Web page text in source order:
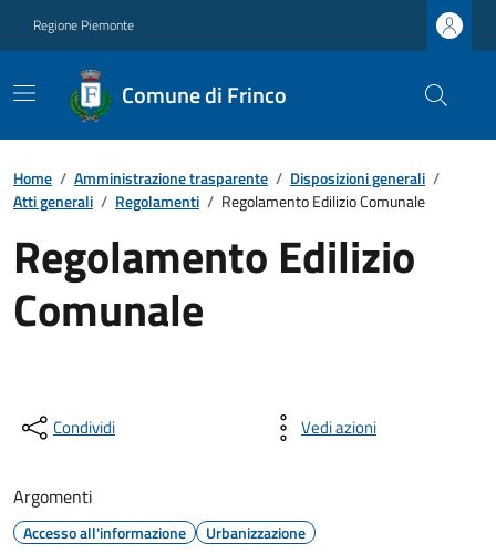
Regione Piemonte
Comune di Frinco
Home / Amministrazione trasparente / Disposizioni generali /
Atti generali / Regolamenti / Regolamento Edilizio Comunale
Regolamento Edilizio
Comunale
Condividi Vedi azioni
Argomenti
Accesso all'informazione Urbanizzazione